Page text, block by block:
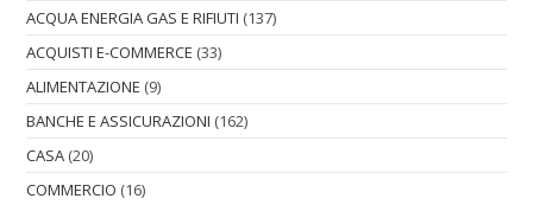
ACQUA ENERGIA GAS E RIFIUTI (137)
ACQUISTI E-COMMERCE (33)
ALIMENTAZIONE (9)
BANCHE E ASSICURAZIONI (162)
CASA (20)
COMMERCIO (16)